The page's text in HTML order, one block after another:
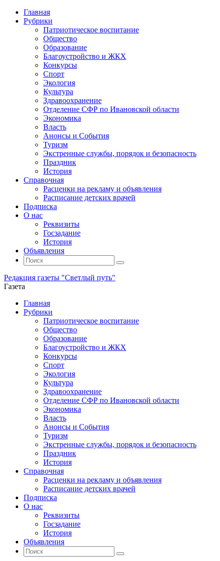
Главная
Рубрики
Патриотическое воспитание
Общество
Образование
Благоустройство и ЖКХ
Конкурсы
Спорт
Экология
Культура
Здравоохранение
Отделение СФР по Ивановской области
Экономика
Власть
Анонсы и События
Туризм
Экстренные службы, порядок и безопасность
Праздник
История
Справочная
Расценки на рекламу и объявления
Расписание детских врачей
Подписка
О нас
Реквизиты
Госзадание
История
Объявления
Поиск
Искать:
Поиск
Редакция газеты "Светлый путь"
Газета
Промотать
содержимому
Главная
Рубрики
Патриотическое воспитание
Общество
Образование
Благоустройство и ЖКХ
Конкурсы
Спорт
Экология
Культура
Здравоохранение
Отделение СФР по Ивановской области
Экономика
Власть
Анонсы и События
Туризм
Экстренные службы, порядок и безопасность
Праздник
История
Справочная
Расценки на рекламу и объявления
Расписание детских врачей
Подписка
О нас
Реквизиты
Госзадание
История
Объявления
Поиск
Искать:
Поиск